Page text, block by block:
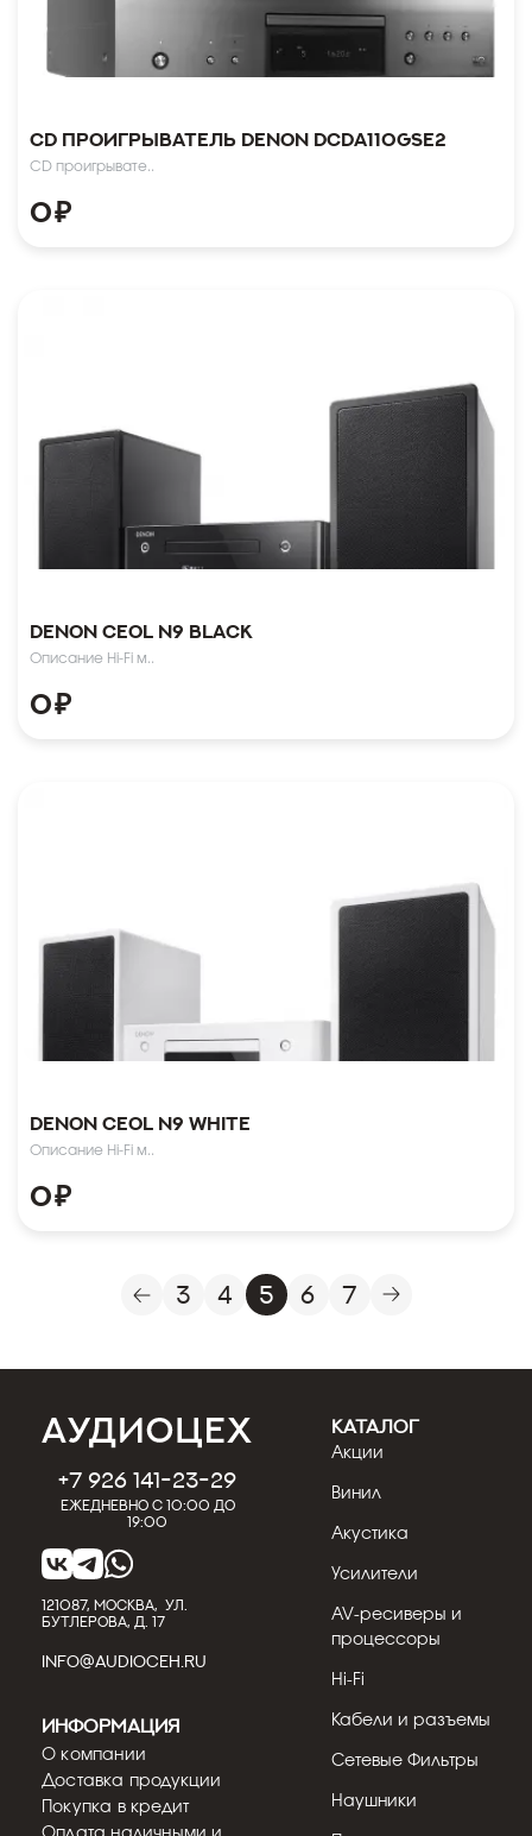
CD проигрыватель Denon DCDA110GSE2
CD проигрывате..
0₽
Denon CEOL N9 Black
Описание Hi-Fi м..
0₽
Denon CEOL N9 White
Описание Hi-Fi м..
0₽
3 4 5 6 7
+7 926 141-23-29
Ежедневно с 10:00 до
19:00
121087, МОСКВА, УЛ.
БУТЛЕРОВА, Д. 17
INFO@AUDIOCEH.RU
КАТАЛОГ
Акции
Винил
Акустика
Усилители
AV-ресиверы и
процессоры
Hi-Fi
Кабели и разъемы
Сетевые Фильтры
Наушники
Информация
О компании
Доставка продукции
Покупка в кредит